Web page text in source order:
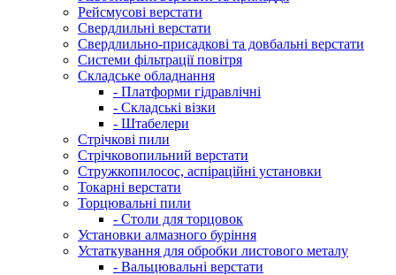
Рейсмусові верстати
Свердлильні верстати
Свердлильно-присадкові та довбальні верстати
Системи фільтрації повітря
Складське обладнання
- Платформи гідравлічні
- Складські візки
- Штабелери
Стрічкові пили
Стрічковопильний верстати
Стружкопилосос, аспіраційні установки
Токарні верстати
Торцювальні пили
- Столи для торцовок
Установки алмазного буріння
Устаткування для обробки листового металу
- Вальцювальні верстати